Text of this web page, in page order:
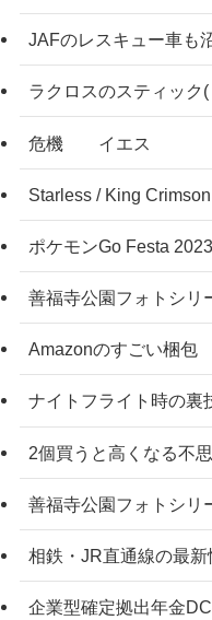
JAFのレスキュー車も
ラクロスのスティック
危機 イエス
Starless / King Crimson
ポケモンGo Festa
善福寺公園フォトシ
Amazonのすごい梱包
ナイトフライト時の裏
2個買うと高くなる不
善福寺公園フォトシ
相鉄・JR直通線の最新
企業型確定拠出年金